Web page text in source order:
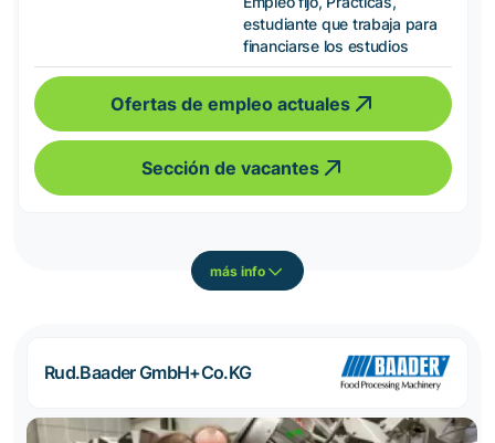
estudiante que trabaja para
financiarse los estudios
Ofertas de empleo actuales
Sección de vacantes
más info
Rud.Baader GmbH+Co.KG